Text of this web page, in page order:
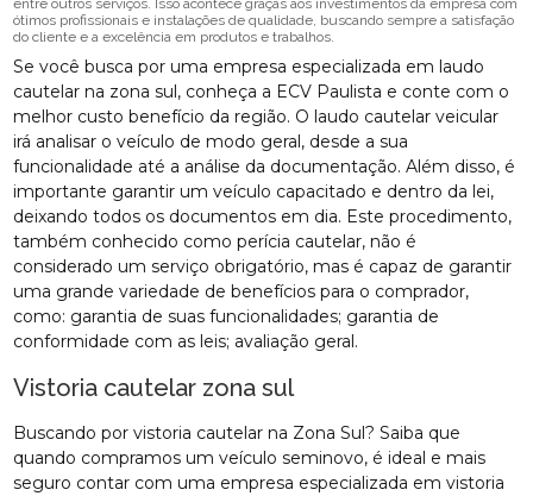
entre outros serviços. Isso acontece graças aos investimentos da empresa com
ótimos profissionais e instalações de qualidade, buscando sempre a satisfação
do cliente e a excelência em produtos e trabalhos.
Se você busca por uma empresa especializada em laudo
cautelar na zona sul, conheça a ECV Paulista e conte com o
melhor custo benefício da região. O laudo cautelar veicular
irá analisar o veículo de modo geral, desde a sua
funcionalidade até a análise da documentação. Além disso, é
importante garantir um veículo capacitado e dentro da lei,
deixando todos os documentos em dia. Este procedimento,
também conhecido como perícia cautelar, não é
considerado um serviço obrigatório, mas é capaz de garantir
uma grande variedade de benefícios para o comprador,
como: garantia de suas funcionalidades; garantia de
conformidade com as leis; avaliação geral.
Vistoria cautelar zona sul
Buscando por vistoria cautelar na Zona Sul? Saiba que
quando compramos um veículo seminovo, é ideal e mais
seguro contar com uma empresa especializada em vistoria